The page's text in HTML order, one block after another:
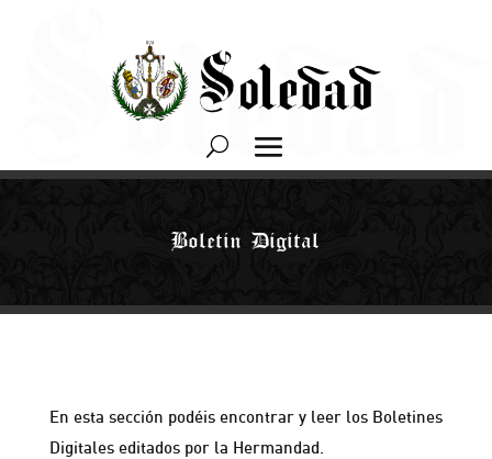
Boletin Digital
En esta sección podéis encontrar y leer los Boletines
Digitales editados por la Hermandad.